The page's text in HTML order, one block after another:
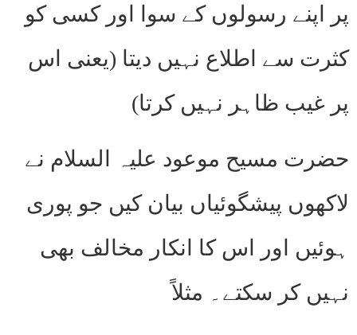
پر اپنے رسولوں کے سوا اور کسی کو
کثرت سے اطلاع نہیں دیتا (یعنی اس
پر غیب ظاہر نہیں کرتا)
حضرت مسیح موعود علیہ السلام نے
لاکھوں پیشگوئیاں بیان کیں جو پوری
ہوئیں اور اس کا انکار مخالف بھی
نہیں کر سکتے۔ مثلاً